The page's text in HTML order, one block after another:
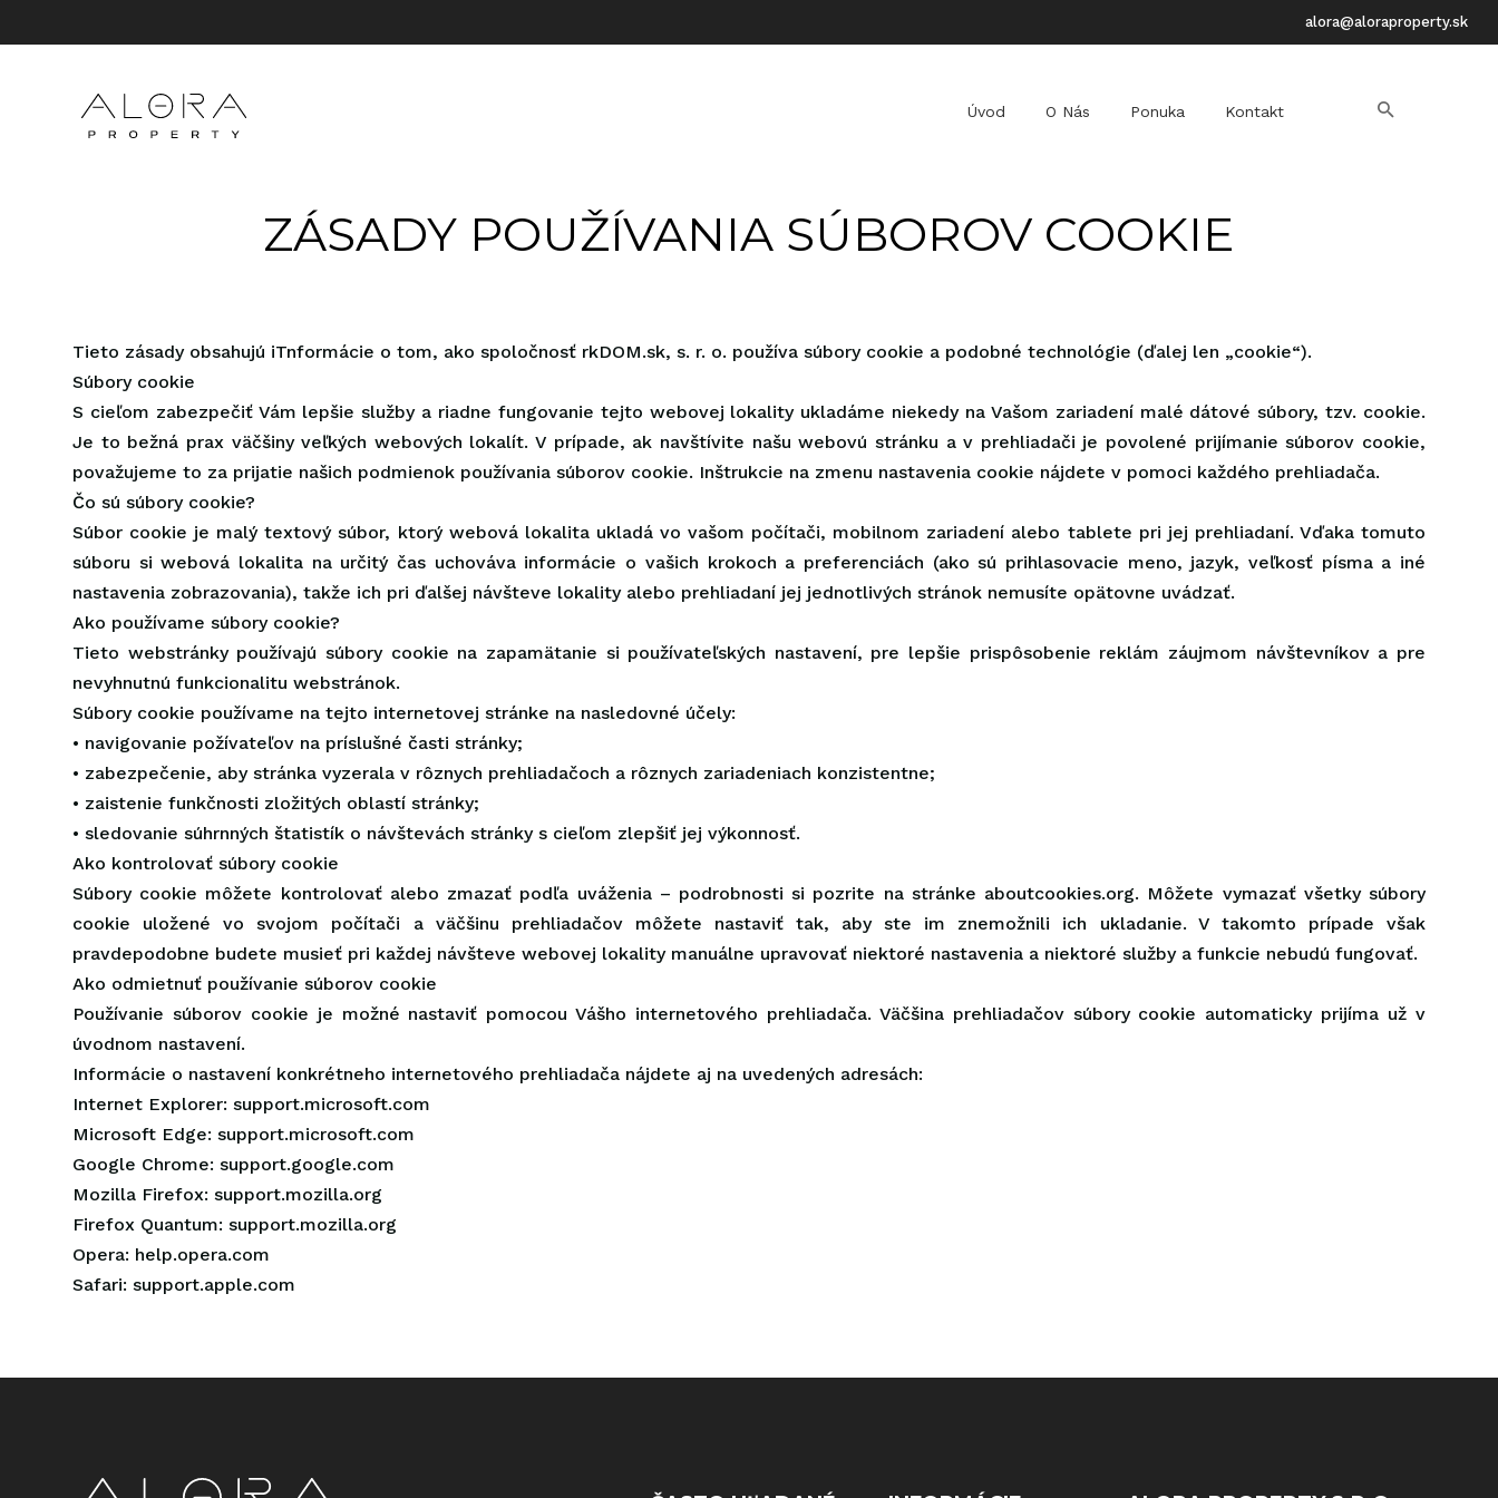
alora@aloraproperty.sk
Úvod O Nás Ponuka Kontakt
ZÁSADY POUŽÍVANIA SÚBOROV COOKIE
Tieto zásady obsahujú iTnformácie o tom, ako spoločnosť rkDOM.sk, s. r. o. používa súbory cookie a podobné technológie (ďalej len „cookie“).
Súbory cookie
S cieľom zabezpečiť Vám lepšie služby a riadne fungovanie tejto webovej lokality ukladáme niekedy na Vašom zariadení malé dátové súbory, tzv. cookie.
Je to bežná prax väčšiny veľkých webových lokalít. V prípade, ak navštívite našu webovú stránku a v prehliadači je povolené prijímanie súborov cookie,
považujeme to za prijatie našich podmienok používania súborov cookie. Inštrukcie na zmenu nastavenia cookie nájdete v pomoci každého prehliadača.
Čo sú súbory cookie?
Súbor cookie je malý textový súbor, ktorý webová lokalita ukladá vo vašom počítači, mobilnom zariadení alebo tablete pri jej prehliadaní. Vďaka tomuto
súboru si webová lokalita na určitý čas uchováva informácie o vašich krokoch a preferenciách (ako sú prihlasovacie meno, jazyk, veľkosť písma a iné
nastavenia zobrazovania), takže ich pri ďalšej návšteve lokality alebo prehliadaní jej jednotlivých stránok nemusíte opätovne uvádzať.
Ako používame súbory cookie?
Tieto webstránky používajú súbory cookie na zapamätanie si používateľských nastavení, pre lepšie prispôsobenie reklám záujmom návštevníkov a pre
nevyhnutnú funkcionalitu webstránok.
Súbory cookie používame na tejto internetovej stránke na nasledovné účely:
• navigovanie požívateľov na príslušné časti stránky;
• zabezpečenie, aby stránka vyzerala v rôznych prehliadačoch a rôznych zariadeniach konzistentne;
• zaistenie funkčnosti zložitých oblastí stránky;
• sledovanie súhrnných štatistík o návštevách stránky s cieľom zlepšiť jej výkonnosť.
Ako kontrolovať súbory cookie
Súbory cookie môžete kontrolovať alebo zmazať podľa uváženia – podrobnosti si pozrite na stránke aboutcookies.org. Môžete vymazať všetky súbory
cookie uložené vo svojom počítači a väčšinu prehliadačov môžete nastaviť tak, aby ste im znemožnili ich ukladanie. V takomto prípade však
pravdepodobne budete musieť pri každej návšteve webovej lokality manuálne upravovať niektoré nastavenia a niektoré služby a funkcie nebudú fungovať.
Ako odmietnuť používanie súborov cookie
Používanie súborov cookie je možné nastaviť pomocou Vášho internetového prehliadača. Väčšina prehliadačov súbory cookie automaticky prijíma už v
úvodnom nastavení.
Informácie o nastavení konkrétneho internetového prehliadača nájdete aj na uvedených adresách:
Internet Explorer: support.microsoft.com
Microsoft Edge: support.microsoft.com
Google Chrome: support.google.com
Mozilla Firefox: support.mozilla.org
Firefox Quantum: support.mozilla.org
Opera: help.opera.com
Safari: support.apple.com